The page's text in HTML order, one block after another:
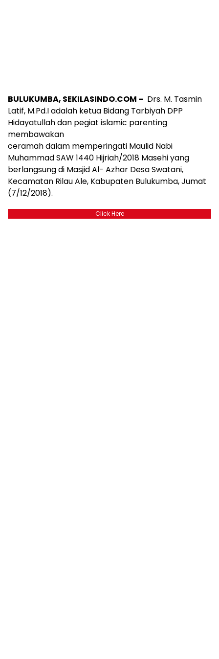
BULUKUMBA, SEKILASINDO.COM – Drs. M. Tasmin
Latif, M.Pd.I adalah ketua Bidang Tarbiyah DPP
Hidayatullah dan pegiat islamic parenting
membawakan
ceramah dalam memperingati Maulid Nabi
Muhammad SAW 1440 Hijriah/2018 Masehi yang
berlangsung di Masjid Al- Azhar Desa Swatani,
Kecamatan Rilau Ale, Kabupaten Bulukumba, Jumat
(7/12/2018).
Click Here